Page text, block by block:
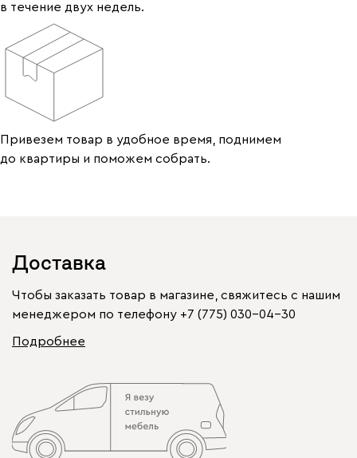
в течение двух недель.
Привезем товар в удобное время, поднимем
до квартиры и поможем собрать.
Доставка
Чтобы заказать товар в магазине, свяжитесь с нашим
менеджером по телефону +7 (775) 030-04-30
Подробнее